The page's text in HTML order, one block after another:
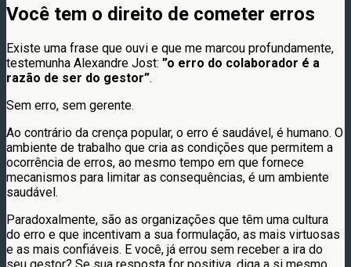
Você tem o direito de cometer erros
Existe uma frase que ouvi e que me marcou profundamente,
testemunha Alexandre Jost: ”o erro do colaborador é a
razão de ser do gestor”.
Sem erro, sem gerente.
Ao contrário da crença popular, o erro é saudável, é humano. O
ambiente de trabalho que cria as condições que permitem a
ocorrência de erros, ao mesmo tempo em que fornece
mecanismos para limitar as consequências, é um ambiente
saudável.
Paradoxalmente, são as organizações que têm uma cultura
do erro e que incentivam a sua formulação, as mais virtuosas
e as mais confiáveis. E você, já errou sem receber a ira do
seu gestor? Se sua resposta for positiva, diga a si mesmo